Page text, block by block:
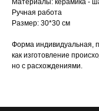
Материалы: керамика -
Ручная работа
Размер: 30*30 см
Форма индивидуальная,
как изготовление
но с расхождениями.